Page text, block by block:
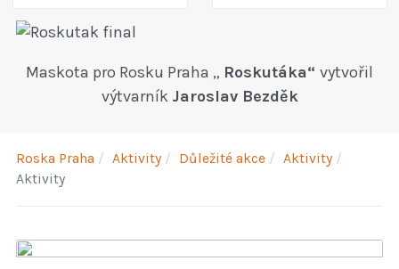
Maskota pro Rosku Praha „ Roskutáka“ vytvořil
výtvarník Jaroslav Bezděk
Roska Praha Aktivity Důležité akce
Aktivity
Aktivity